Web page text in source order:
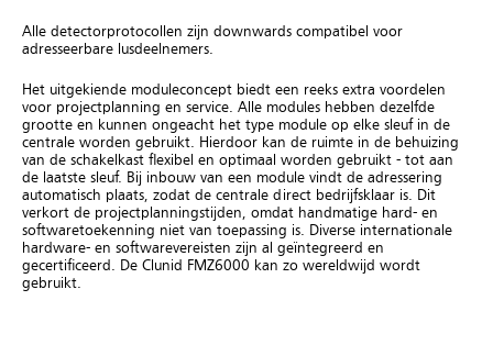
Alle detectorprotocollen zijn downwards compatibel voor
adresseerbare lusdeelnemers.
Het uitgekiende moduleconcept biedt een reeks extra voordelen
voor projectplanning en service. Alle modules hebben dezelfde
grootte en kunnen ongeacht het type module op elke sleuf in de
centrale worden gebruikt. Hierdoor kan de ruimte in de behuizing
van de schakelkast flexibel en optimaal worden gebruikt - tot aan
de laatste sleuf. Bij inbouw van een module vindt de adressering
automatisch plaats, zodat de centrale direct bedrijfsklaar is. Dit
verkort de projectplanningstijden, omdat handmatige hard- en
softwaretoekenning niet van toepassing is. Diverse internationale
hardware- en softwarevereisten zijn al geïntegreerd en
gecertificeerd. De Clunid FMZ6000 kan zo wereldwijd wordt
gebruikt.